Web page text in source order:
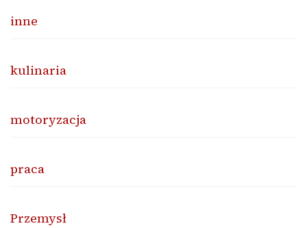
inne
kulinaria
motoryzacja
praca
Przemysł